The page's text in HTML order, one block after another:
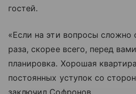
гостей.
«Если на эти вопросы сложно
раза, скорее всего, перед
планировка. Хорошая
постоянных уступок со